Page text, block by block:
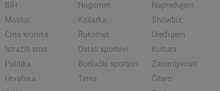
BIH
Mostar
Crna kronika
Istražili smo
Politika
Hrvatska
Nogomet
Košarka
Rukomet
Ostali sportovi
Borilački sportovi
Tenis
Napredujem
Showbiz
Uređujem
Kultura
Zanimljivosti
Čitam